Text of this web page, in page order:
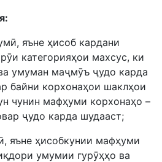
яъне ҳисоб кардани
категорияҳои махсус, ки
умуман маҷмӯъ ҷудо карда
байни корхонаҳои шаклҳои
чунин мафҳуми корхонаҳо –
ҷудо карда шудааст;
яъне ҳисобкунии мафҳуми
умумии гурӯҳҳо ва